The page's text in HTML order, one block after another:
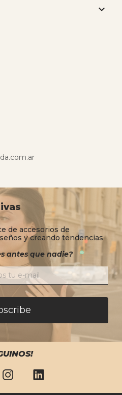

de accesorios de
y creando tendencias
antes que nadie?